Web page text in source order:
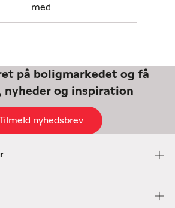
med
på boligmarkedet og få
nyheder og inspiration
nyhedsbrev